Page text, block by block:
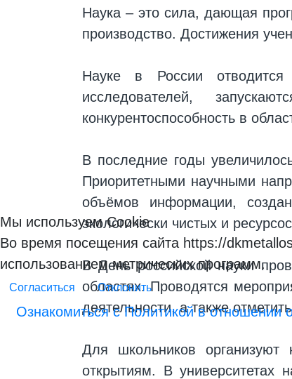
Наука – это сила, дающая
производство. Достижения
Науке в России
исследователей,
конкурентоспособность в
В последние годы
Приоритетными научными
объёмов информации,
экологически чистых и
В День российской науки
областях. Проводятся
деятельности, а также
Для школьников
открытиям. В университетах
Мы используем Cookie
Во время посещения сайта https://
использованием метрических программ.
Согласиться Отклонить
Ознакомиться с Политикой в отношении